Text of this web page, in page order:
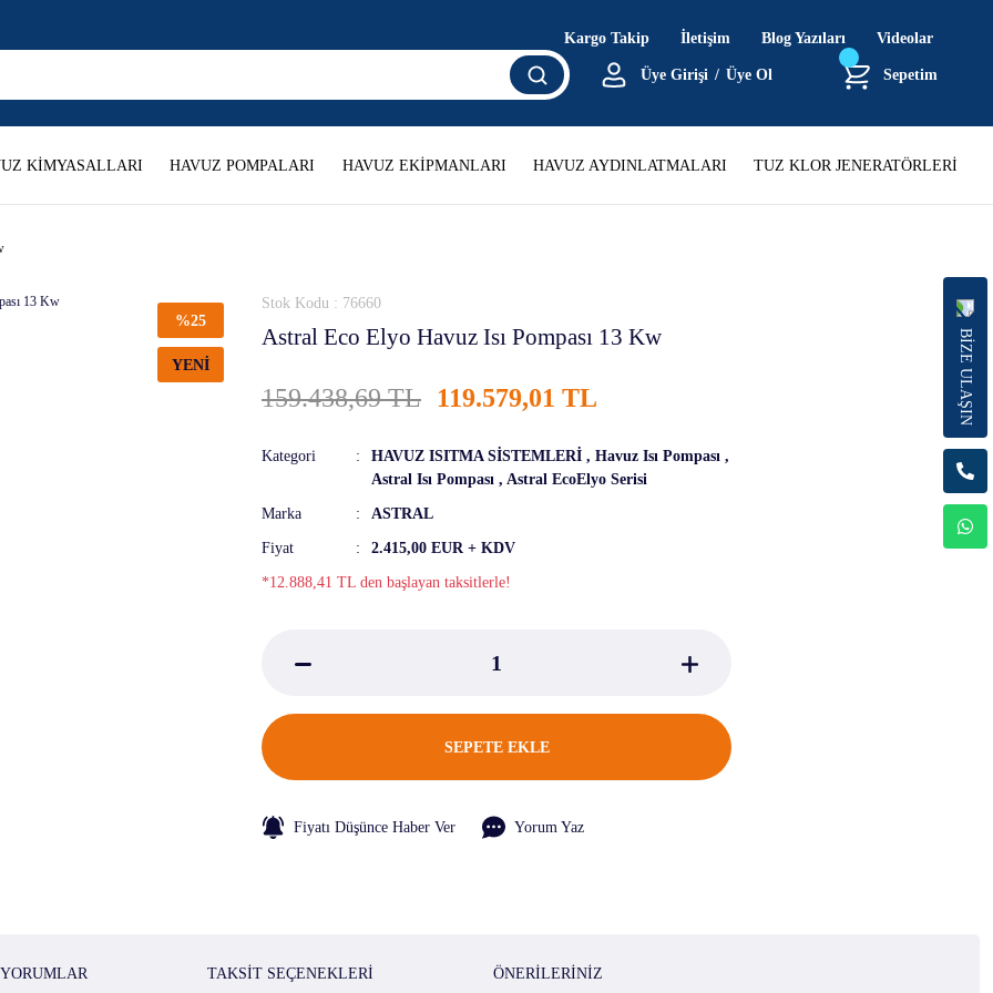
Kargo Takip İletişim Blog Yazıları Videolar
Üye Girişi / Üye Ol Sepetim
KİMYASALLARI HAVUZ POMPALARI HAVUZ EKİPMANLARI HAVUZ AYDINLATMALARI TUZ KLOR JENERATÖRLERİ
%25
YENİ
Stok Kodu : 76660
Astral Eco Elyo Havuz Isı Pompası 13 Kw
159.438,69 TL 119.579,01 TL
Kategori HAVUZ ISITMA SİSTEMLERİ , Havuz Isı Pompası ,
Astral Isı Pompası , Astral EcoElyo Serisi
Marka ASTRAL
Fiyat 2.415,00 EUR + KDV
*12.888,41 TL den başlayan taksitlerle!
SEPETE EKLE
Fiyatı Düşünce Haber Ver Yorum Yaz
YORUMLAR TAKSIT SEÇENEKLERI ÖNERILERINIZ
BİZE ULAŞIN